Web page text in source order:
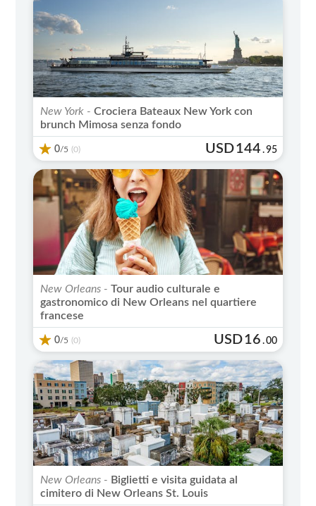
New York - Crociera Bateaux New York con
brunch Mimosa senza fondo
0/5 (0) USD144 .95
New Orleans - Tour audio culturale e
gastronomico di New Orleans nel quartiere
francese
0/5 (0) USD16 .00
New Orleans - Biglietti e visita guidata al
cimitero di New Orleans St. Louis